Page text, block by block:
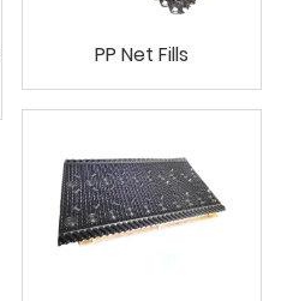
PP Net Fills